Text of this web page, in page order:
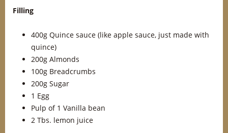
Filling
400g Quince sauce (like apple sauce, just made with
quince)
200g Almonds
100g Breadcrumbs
200g Sugar
1 Egg
Pulp of 1 Vanilla bean
2 Tbs. lemon juice